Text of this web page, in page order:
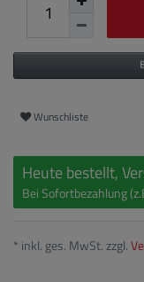
Wunschliste
Heute bestellt,
Bei Sofortbezahlung
* inkl. ges. MwSt. zzgl.